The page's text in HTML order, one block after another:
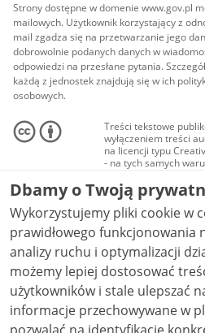
Strony dostępne w domenie www.gov.pl
mailowych. Użytkownik korzystający z
mail zgadza się na przetwarzanie jego
dobrowolnie podanych danych w
odpowiedzi na przesłane pytania.
każdą z jednostek znajdują się w ich
osobowych.
Treści tekstowe
wyłączeniem treści
na licencji typu
- na tych samych
Materiały
audio i wideo, są
Creative Commons:
niekomercyjne - bez
NC-ND 4.0), o ile nie
Dbamy o Twoją
Wykorzystujemy pliki cookie w
prawidłowego funkcjonowania
analizy ruchu i optymalizacji działania
możemy lepiej dostosować
użytkowników i stale ulepszać nasze
informacje przechowywane w